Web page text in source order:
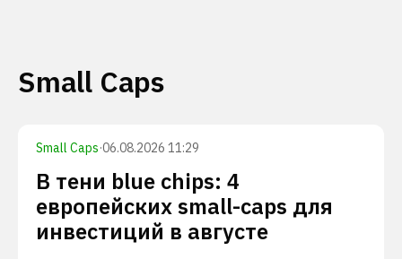
Small Caps
Small Caps·06.08.2026 11:29
В тени blue chips: 4
европейских small-caps для
инвестиций в августе